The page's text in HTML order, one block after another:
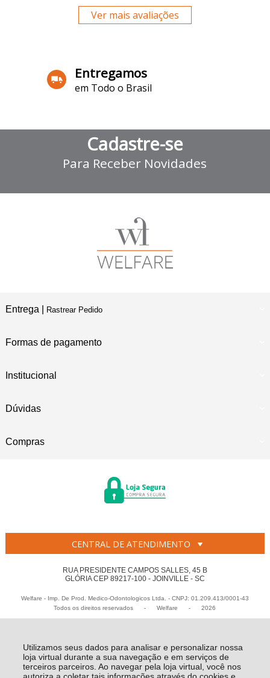
Utilizamos seus dados para analisar e personalizar nossa
loja virtual durante a sua navegação e em serviços de
terceiros parceiros. Ao navegar pela loja virtual, você nos
Ver mais avaliações
Entregamos
em Todo o Brasil
Cadastre-se
Para Receber Novidades
Entrega | Rastrear Pedido
Formas de pagamento
Institucional
Dúvidas
Compras
CENTRAL DE ATENDIMENTO
RUA PRESIDENTE CAMPOS SALLES, 45 B
GLÓRIA CEP 89217-100 - JOINVILLE - SC
Welfare - Imp. De Prod. Medico-Odontologicos Ltda. - CNPJ: 01.209.413/0001-43
Todos os direitos reservados
- Welfare - 2026